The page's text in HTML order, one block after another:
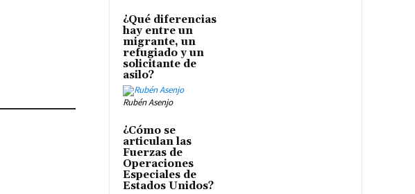
¿Qué diferencias
hay entre un
migrante, un
refugiado y un
solicitante de
asilo?
Rubén Asenjo
¿Cómo se
articulan las
Fuerzas de
Operaciones
Especiales de
Estados Unidos?